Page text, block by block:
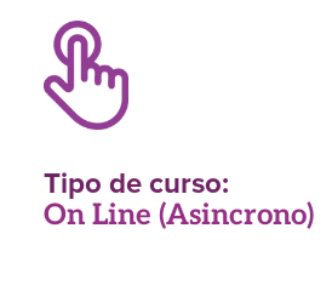
Tipo de curso:
On Line (Asincrono)